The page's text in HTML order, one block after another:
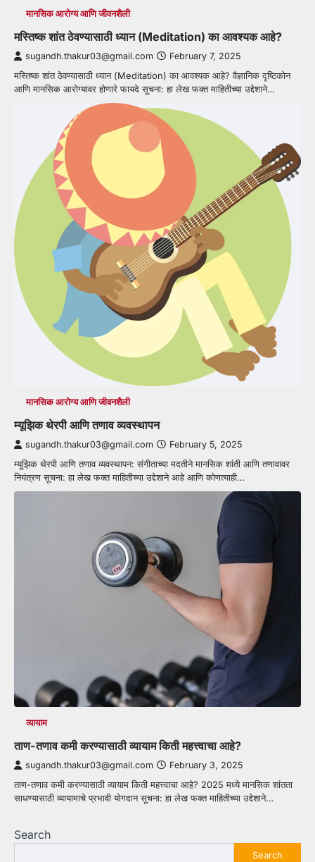
मानसिक आरोग्य आणि जीवनशैली
मस्तिष्क शांत ठेवण्यासाठी ध्यान (Meditation) का आवश्यक आहे?
sugandh.thakur03@gmail.com February 7, 2025
मस्तिष्क शांत ठेवण्यासाठी ध्यान (Meditation) का आवश्यक आहे? वैज्ञानिक दृष्टिकोन
आणि मानसिक आरोग्यावर होणारे फायदे सूचना: हा लेख फक्त माहितीच्या उद्देशाने…
मानसिक आरोग्य आणि जीवनशैली
म्यूझिक थेरपी आणि तणाव व्यवस्थापन
sugandh.thakur03@gmail.com February 5, 2025
म्यूझिक थेरपी आणि तणाव व्यवस्थापन: संगीताच्या मदतीने मानसिक शांती आणि तणावावर
नियंत्रण सूचना: हा लेख फक्त माहितीच्या उद्देशाने आहे आणि कोणत्याही…
व्यायाम
ताण-तणाव कमी करण्यासाठी व्यायाम किती महत्त्वाचा आहे?
sugandh.thakur03@gmail.com February 3, 2025
ताण-तणाव कमी करण्यासाठी व्यायाम किती महत्त्वाचा आहे? 2025 मध्ये मानसिक शांतता
साधण्यासाठी व्यायामाचे प्रभावी योगदान सूचना: हा लेख फक्त माहितीच्या उद्देशाने…
Search
Search